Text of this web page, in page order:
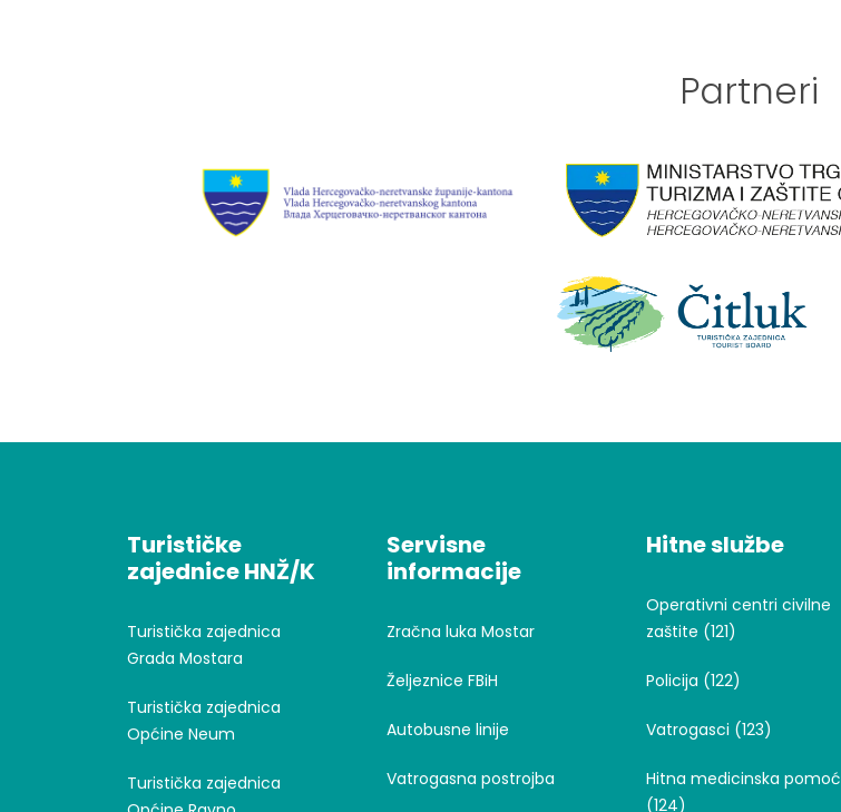
Partneri
Turističke
zajednice HNŽ/K
Turistička zajednica
Grada Mostara
Turistička zajednica
Općine Neum
Turistička zajednica
Servisne
informacije
Zračna luka Mostar
Željeznice FBiH
Autobusne linije
Vatrogasna postrojba
Hitne službe
Operativni centri civilne
zaštite (121)
Policija (122)
Vatrogasci (123)
Hitna medicinska pomoć
(124)